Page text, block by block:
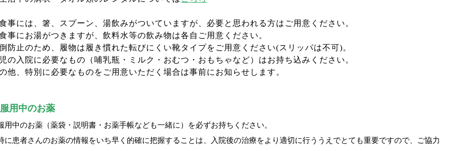
事には、箸、スプーン、湯飲みがついていますが、必要と思われる方はご用意ください。
事にお湯がつきますが、飲料水等の飲み物は各自ご用意ください。
防止のため、履物は履き慣れた転びにくい靴タイプをご用意ください(スリッパは不可)。
の入院に必要なもの（哺乳瓶・ミルク・おむつ・おもちゃなど）はお持ち込みください。
他、特別に必要なものをご用意いただく場合は事前にお知らせします。
用中のお薬
用中のお薬（薬袋・説明書・お薬手帳なども一緒に）を必ずお持ちください。
に患者さんのお薬の情報をいち早く的確に把握することは、入院後の治療をより適切に行ううえでとても重要ですので、ご協力